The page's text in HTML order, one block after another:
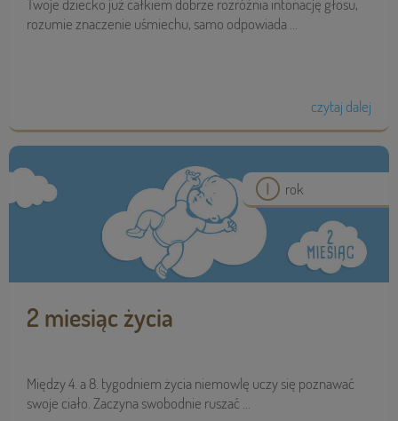
rozumie znaczenie uśmiechu, samo odpowiada ...
czytaj dalej
rok
2 miesiąc życia
Między 4. a 8. tygodniem życia niemowlę uczy się poznawać
swoje ciało. Zaczyna swobodnie ruszać ...